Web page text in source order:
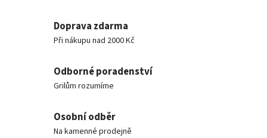
Doprava zdarma
Při nákupu nad 2000 Kč
Odborné poradenství
Grilům rozumíme
Osobní odběr
Na kamenné prodejně